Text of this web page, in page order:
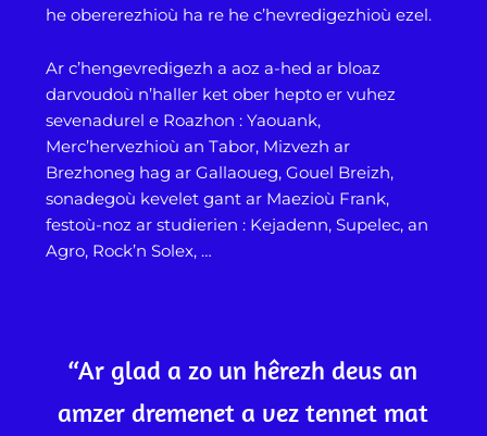
he obererezhioù ha re he c’hevredigezhioù ezel.
Ar c’hengevredigezh a aoz a-hed ar bloaz
darvoudoù n’haller ket ober hepto er vuhez
sevenadurel e Roazhon : Yaouank,
Merc’hervezhioù an Tabor, Mizvezh ar
Brezhoneg hag ar Gallaoueg, Gouel Breizh,
sonadegoù kevelet gant ar Maezioù Frank,
festoù-noz ar studierien : Kejadenn, Supelec, an
Agro, Rock’n Solex, …
“Ar glad a zo un hêrezh deus an
amzer dremenet a vez tennet mat